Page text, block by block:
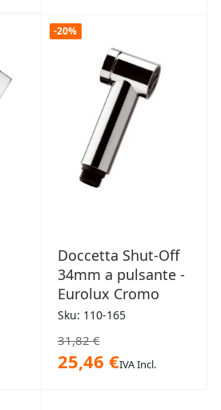
-20%
Doccetta Shut-Off
34mm a pulsante -
Eurolux Cromo
Sku: 110-165
31,82 €
25,46 €IVA Incl.